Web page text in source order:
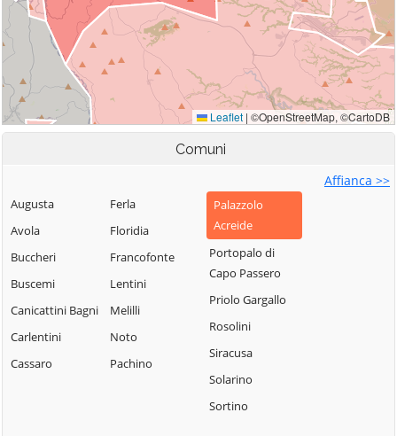
Comuni
Affianca >>
Augusta
Avola
Buccheri
Buscemi
Canicattini Bagni
Carlentini
Cassaro
Ferla
Floridia
Francofonte
Lentini
Melilli
Noto
Pachino
Palazzolo
Acreide
Portopalo di
Capo Passero
Priolo Gargallo
Rosolini
Siracusa
Solarino
Sortino